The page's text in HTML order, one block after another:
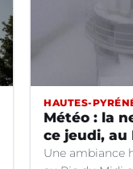
HAUTES-
Météo : la
ce jeudi, au
Une ambiance